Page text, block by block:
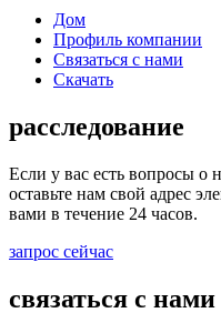
Дом
Профиль компании
Связаться с нами
Скачать
расследование
Если у вас есть вопросы о
оставьте нам свой адрес
вами в течение 24 часов.
запрос сейчас
связаться с нами